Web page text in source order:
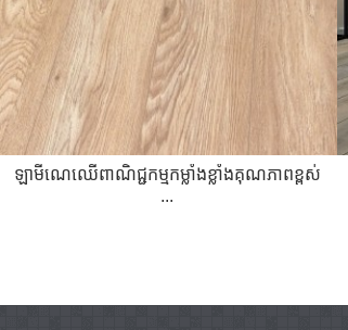
ឡាមីណេឈើពាណិជ្ជកម្មកម្លាំងខ្លាំងគុណភាពខ្ពស់
...